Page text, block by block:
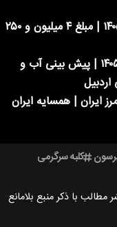
آغاز شارژ حساب کارمندان امروز ۱۵ مرداد ۱۴۰۵ | مبلغ ۴ میلیون و ۲۵۰
وضعیت هوای فردا اردبیل جمعه ۱۶ مرداد ۱۴۰۵ | پیش بینی آب و
ایران | همسایه ایران
کلبه سرگرمی
با ذکر منبع بلامانع